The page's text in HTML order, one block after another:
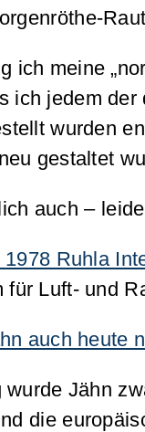
ich meine
ich jedem
wurden
gestaltet
auch –
Luft- und
auch heute
Jähn
die